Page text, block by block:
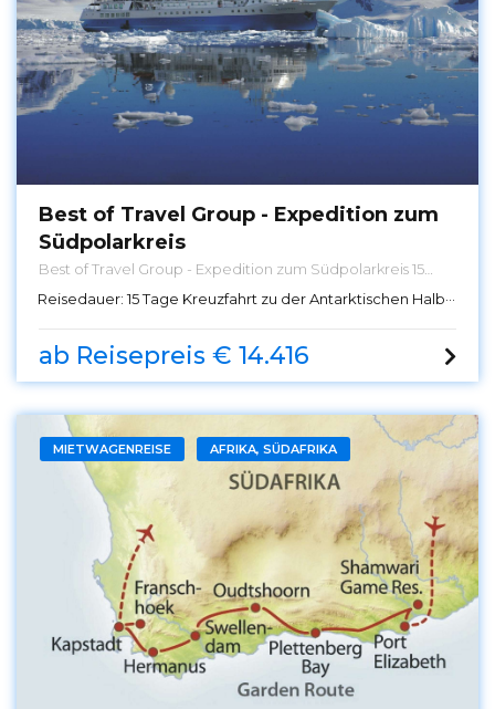
Best of Travel Group - Expedition zum
Südpolarkreis
Best of Travel Group - Expedition zum Südpolarkreis 15
Polarkreis mit der M/S Seaventure
Reisedauer: 15 Tage Kreuzfahrt zu der Antarktischen Halbinsel über den Polarkreis mit der M/S Seaventure
ab Reisepreis € 14.416
MIETWAGENREISE AFRIKA, SÜDAFRIKA